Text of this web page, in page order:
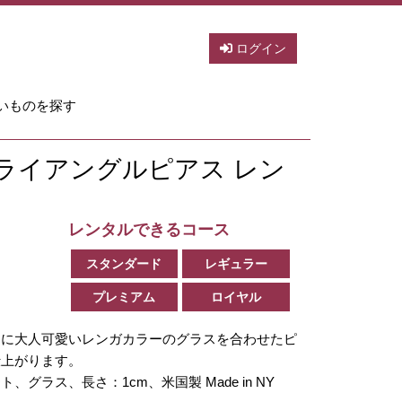
ログイン
ものを探す
イアングルピアス レン
レンタルできるコース
スタンダード レギュラー
プレミアム ロイヤル
大人可愛いレンガカラーのグラスを合わせたピ
がります。
ト、グラス、長さ：1cm、米国製 Made in NY